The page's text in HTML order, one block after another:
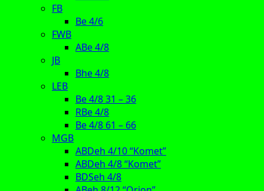
FB
Be 4/6
FWB
ABe 4/8
JB
Bhe 4/8
LEB
Be 4/8 31 – 36
RBe 4/8
Be 4/8 61 – 66
MGB
ABDeh 4/10 “Komet”
ABDeh 4/8 “Komet”
BDSeh 4/8